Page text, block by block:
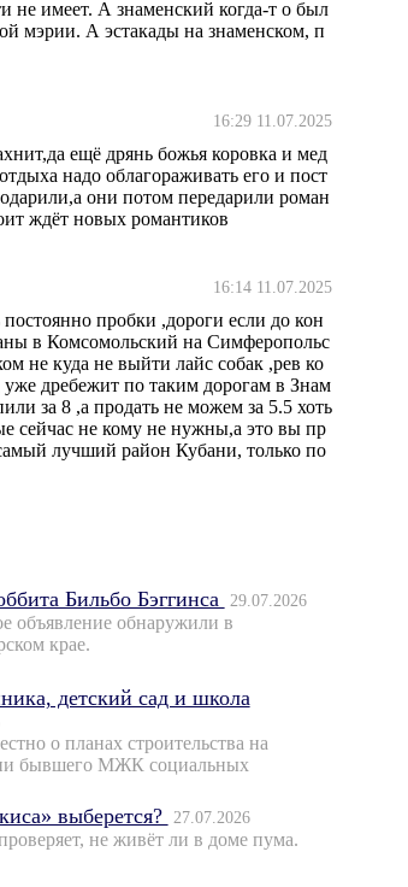
имеет. А знаменский когда-т о был
мэрии. А эстакады на знаменском, п
16:29 11.07.2025
ещё дрянь божья коровка и мед
надо облагораживать его и пост
они потом передарили роман
ждёт новых романтиков
16:14 11.07.2025
пробки ,дороги если до кон
в Комсомольский на Симферопольс
не куда не выйти лайс собак ,рев ко
дребежит по таким дорогам в Знам
за 8 ,а продать не можем за 5.5 хоть
сейчас не кому не нужны,а это вы пр
лучший район Кубани, только по
Бильбо Бэггинса 29.07.2026
объявление обнаружили в
крае.
детский сад и школа
о планах строительства на
бывшего МЖК социальных
выберется? 27.07.2026
не живёт ли в доме пума.